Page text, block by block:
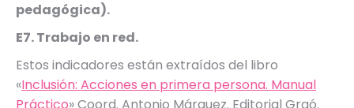
pedagógica).
E7. Trabajo en red.
Estos indicadores están extraídos del libro
«Inclusión: Acciones en primera persona. Manual